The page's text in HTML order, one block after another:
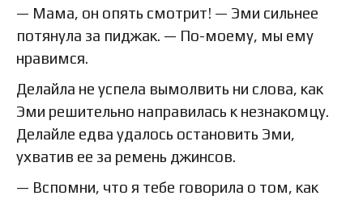
— Мама, он опять смотрит! — Эми сильнее
потянула за пиджак. — По-моему, мы ему
нравимся.
Делайла не успела вымолвить ни слова, как
Эми решительно направилась к незнакомцу.
Делайле едва удалось остановить Эми,
ухватив ее за ремень джинсов.
— Вспомни, что я тебе говорила о том, как